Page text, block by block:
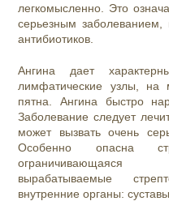
легкомысленно. Это
серьезным
антибиотиков.
Ангина дает
лимфатические узлы, на
пятна. Ангина быстро
Заболевание следует
может вызвать очень
Особенно опасна
ограничивающаяся
вырабатываемые
внутренние органы: